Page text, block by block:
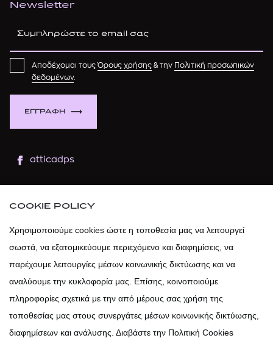
Newsletter
ΕΓΓΡΑΦΗ
Αποδέχομαι τουςΌρους χρήσης & την
Πολιτική προσωπικών
δεδομένων.
atticadps
atticadps
COOKIE POLICY
Χρησιμοποιούμε cookies ώστε η τοποθεσία μας να λειτουργεί
σωστά, να εξατομικεύουμε περιεχόμενο και διαφημίσεις, να
παρέχουμε λειτουργίες μέσων κοινωνικής δικτύωσης και να
αναλύουμε την κυκλοφορία μας. Επίσης, κοινοποιούμε
πληροφορίες σχετικά με την από μέρους σας χρήση της
τοποθεσίας μας στους συνεργάτες μέσων κοινωνικής δικτύωσης,
διαφημίσεων και ανάλυσης. Διαβάστε την Πολιτική Cookies